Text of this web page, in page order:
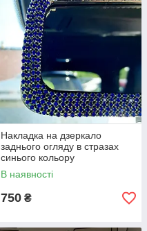
Накладка на дзеркало
заднього огляду в стразах
синього кольору
В наявності
750 ₴